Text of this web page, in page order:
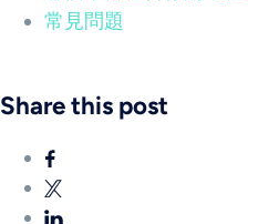
常見問題
Share this post